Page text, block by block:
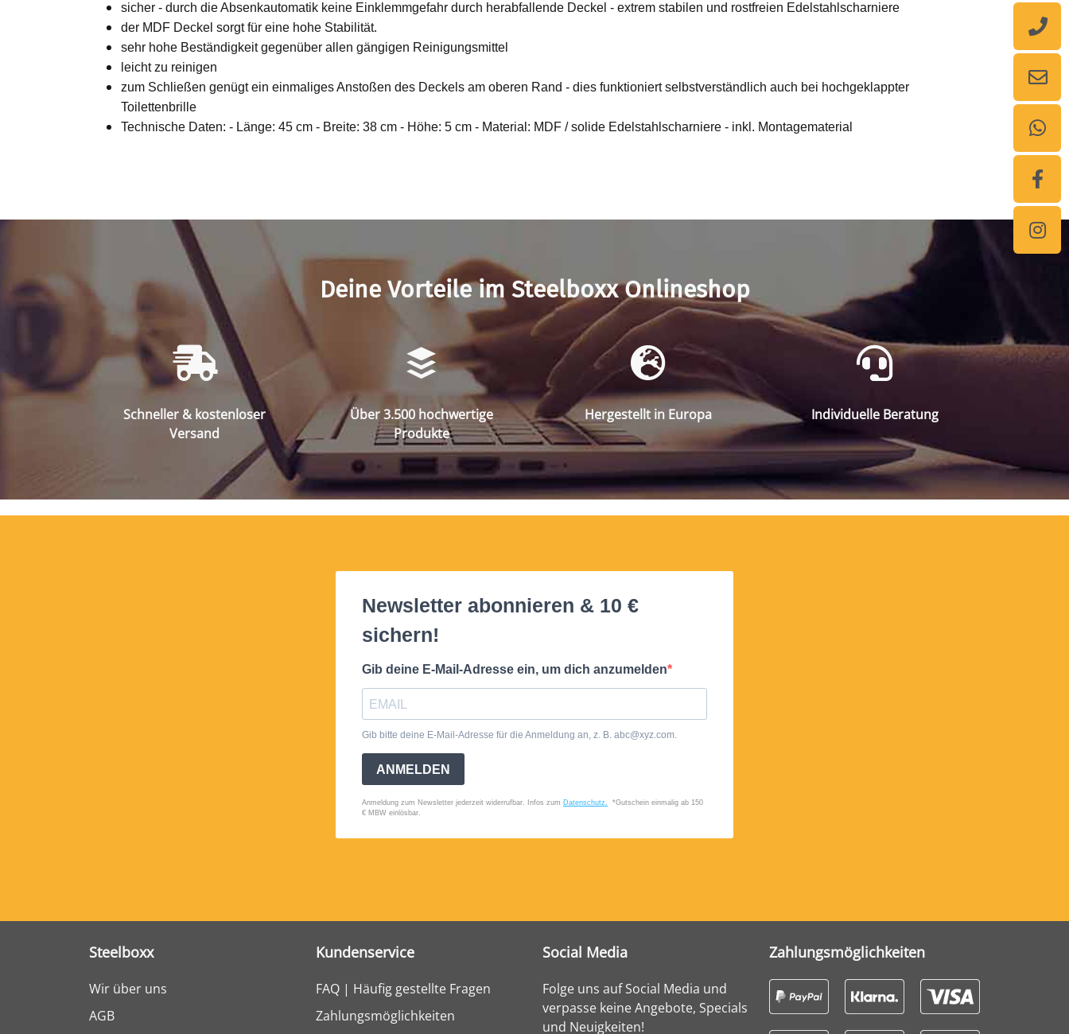
sicher - durch die Absenkautomatik keine Einklemmgefahr durch herabfallende Deckel - extrem stabilen und rostfreien Edelstahlscharniere
der MDF Deckel sorgt für eine hohe Stabilität.
sehr hohe Beständigkeit gegenüber allen gängigen Reinigungsmittel
leicht zu reinigen
zum Schließen genügt ein einmaliges Anstoßen des Deckels am oberen Rand - dies funktioniert selbstverständlich auch bei hochgeklappter
Toilettenbrille
Technische Daten: - Länge: 45 cm - Breite: 38 cm - Höhe: 5 cm - Material: MDF / solide Edelstahlscharniere - inkl. Montagematerial
Deine Vorteile im Steelboxx Onlineshop
Schneller & kostenloser
Versand
Über 3.500 hochwertige
Produkte
Hergestellt in Europa Individuelle Beratung
Steelboxx
Wir über uns
AGB
Kundenservice
FAQ | Häufig gestellte Fragen
Zahlungsmöglichkeiten
Social Media
Folge uns auf Social Media und
verpasse keine Angebote, Specials
und Neuigkeiten!
Zahlungsmöglichkeiten